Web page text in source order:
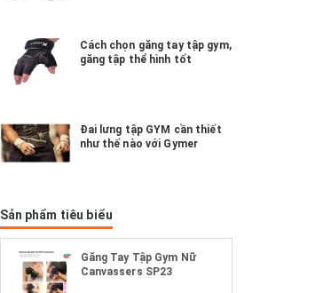
Cách chọn găng tay tập gym,
găng tập thể hình tốt
Đai lưng tập GYM cần thiết
như thế nào với Gymer
Sản phẩm tiêu biểu
Găng Tay Tập Gym Nữ
Canvassers SP23